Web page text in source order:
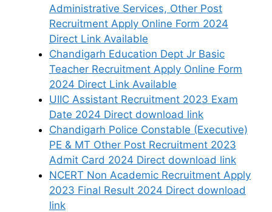
Administrative Services, Other Post
Recruitment Apply Online Form 2024
Direct Link Available
Chandigarh Education Dept Jr Basic
Teacher Recruitment Apply Online Form
2024 Direct Link Available
UIIC Assistant Recruitment 2023 Exam
Date 2024 Direct download link
Chandigarh Police Constable (Executive)
PE & MT Other Post Recruitment 2023
Admit Card 2024 Direct download link
NCERT Non Academic Recruitment Apply
2023 Final Result 2024 Direct download
link